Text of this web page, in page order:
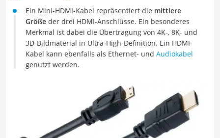
Ein Mini-HDMI-Kabel repräsentiert die mittlere
Größe der drei HDMI-Anschlüsse. Ein besonderes
Merkmal ist dabei die Übertragung von 4K-, 8K- und
3D-Bildmaterial in Ultra-High-Definition. Ein HDMI-
Kabel kann ebenfalls als Ethernet- und Audiokabel
genutzt werden.